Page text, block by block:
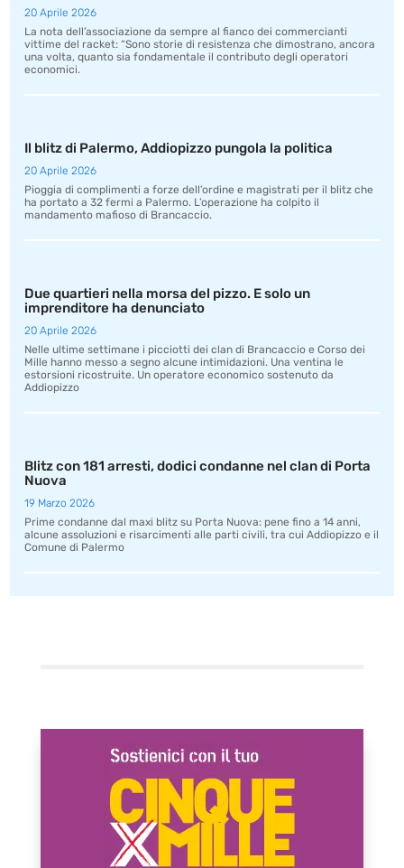
20 Aprile 2026
La nota dell’associazione da sempre al fianco dei commercianti
vittime del racket: “Sono storie di resistenza che dimostrano, ancora
una volta, quanto sia fondamentale il contributo degli operatori
economici.
Il blitz di Palermo, Addiopizzo pungola la politica
20 Aprile 2026
Pioggia di complimenti a forze dell’ordine e magistrati per il blitz che
ha portato a 32 fermi a Palermo. L’operazione ha colpito il
mandamento mafioso di Brancaccio.
Due quartieri nella morsa del pizzo. E solo un
imprenditore ha denunciato
20 Aprile 2026
Nelle ultime settimane i picciotti dei clan di Brancaccio e Corso dei
Mille hanno messo a segno alcune intimidazioni. Una ventina le
estorsioni ricostruite. Un operatore economico sostenuto da
Addiopizzo
Blitz con 181 arresti, dodici condanne nel clan di Porta
Nuova
19 Marzo 2026
Prime condanne dal maxi blitz su Porta Nuova: pene fino a 14 anni,
alcune assoluzioni e risarcimenti alle parti civili, tra cui Addiopizzo e il
Comune di Palermo